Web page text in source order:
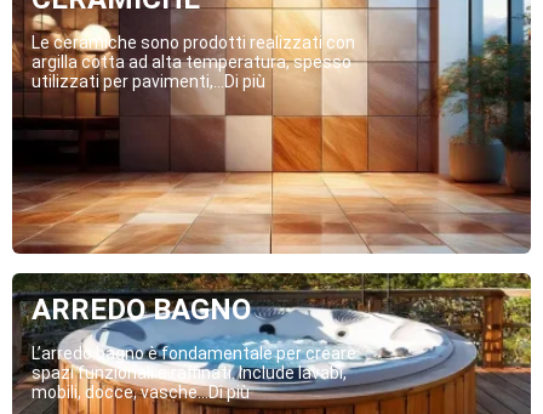
Le ceramiche sono prodotti realizzati con
argilla cotta ad alta temperatura, spesso
utilizzati per pavimenti,...Di più
ARREDO BAGNO
L’arredo bagno è fondamentale per creare
spazi funzionali e raffinati. Include lavabi,
mobili, docce, vasche...Di più